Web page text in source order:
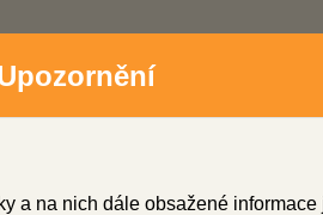
a na nich dále obsažené